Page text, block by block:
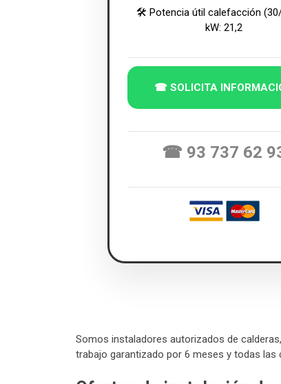
🛠 Potencia útil calefacción
kW: 21,2
☎ SOLICITA
☎ 93 737 62
Somos instaladores autorizados de
trabajo garantizado por 6 meses y todas